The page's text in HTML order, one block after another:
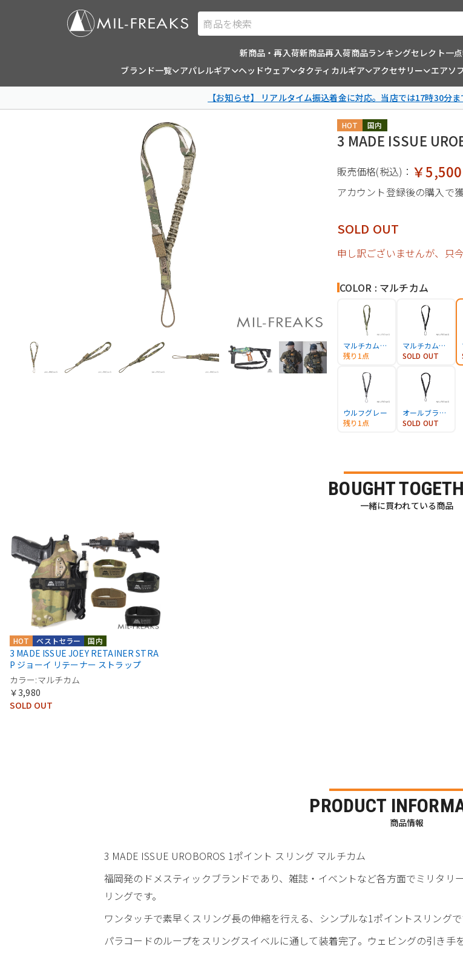
商品を検索
新商品・再入荷新商品再入荷商品ランキングセレクト一
ブランド一覧
アパレルギア ヘッドウェア タクティカルギア アクセサリー エアソ
【お知らせ】 リアルタイム振込着金に対応。当店では17時30分
国内
HOT
3 MADE ISSUE
販売価格(税込)： ￥5,500
アカウント登録後の購入で
SOLD OUT
申し訳ございませんが、只
COLOR : マルチカム
マルチカムトロピック
残り1点
マルチカムブラック
SOLD OUT
ウルフグレー
残り1点
オールブラック
SOLD OUT
BOUGHT
一緒に買われている商品
国内
ベストセラー
HOT
3 MADE ISSUE JOEY RETAINER STRA
P ジョーイ リテーナー ストラップ
カラー:マルチカム
￥3,980
SOLD OUT
PRODUCT
商品情報
3 MADE ISSUE UROBOROS 1ポイント スリング マルチカム
福岡発のドメスティックブランドであり、雑誌・イベントなど各方面でミリタリ
リングです。
ワンタッチで素早くスリング長の伸縮を行える、シンプルな1ポイントスリングで
パラコードのループをスリングスイベルに通して装着完了。ウェビングの引き手